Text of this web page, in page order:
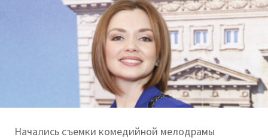
Начались съемки комедийной мелодрамы